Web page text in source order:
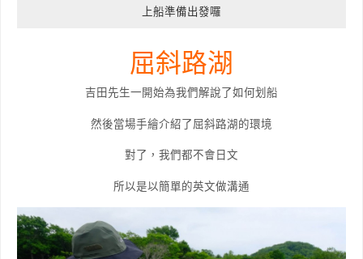
上船準備出發囉
屈斜路湖
吉田先生一開始為我們解說了如何划船
然後當場手繪介紹了屈斜路湖的環境
對了，我們都不會日文
所以是以簡單的英文做溝通